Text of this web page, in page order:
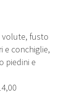
volute, fusto
e conchiglie,
piedini e